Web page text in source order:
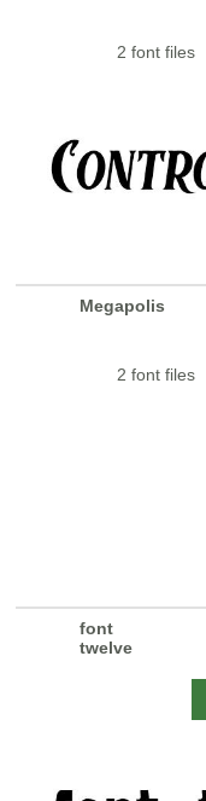
2 font files
Megapolis
2 font files
font
twelve